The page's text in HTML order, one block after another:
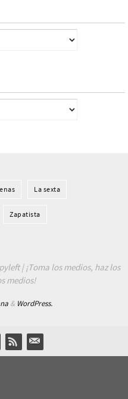
La sexta
Zapatista
| ¡Toma los medios, haz los
medios!
& WordPress.